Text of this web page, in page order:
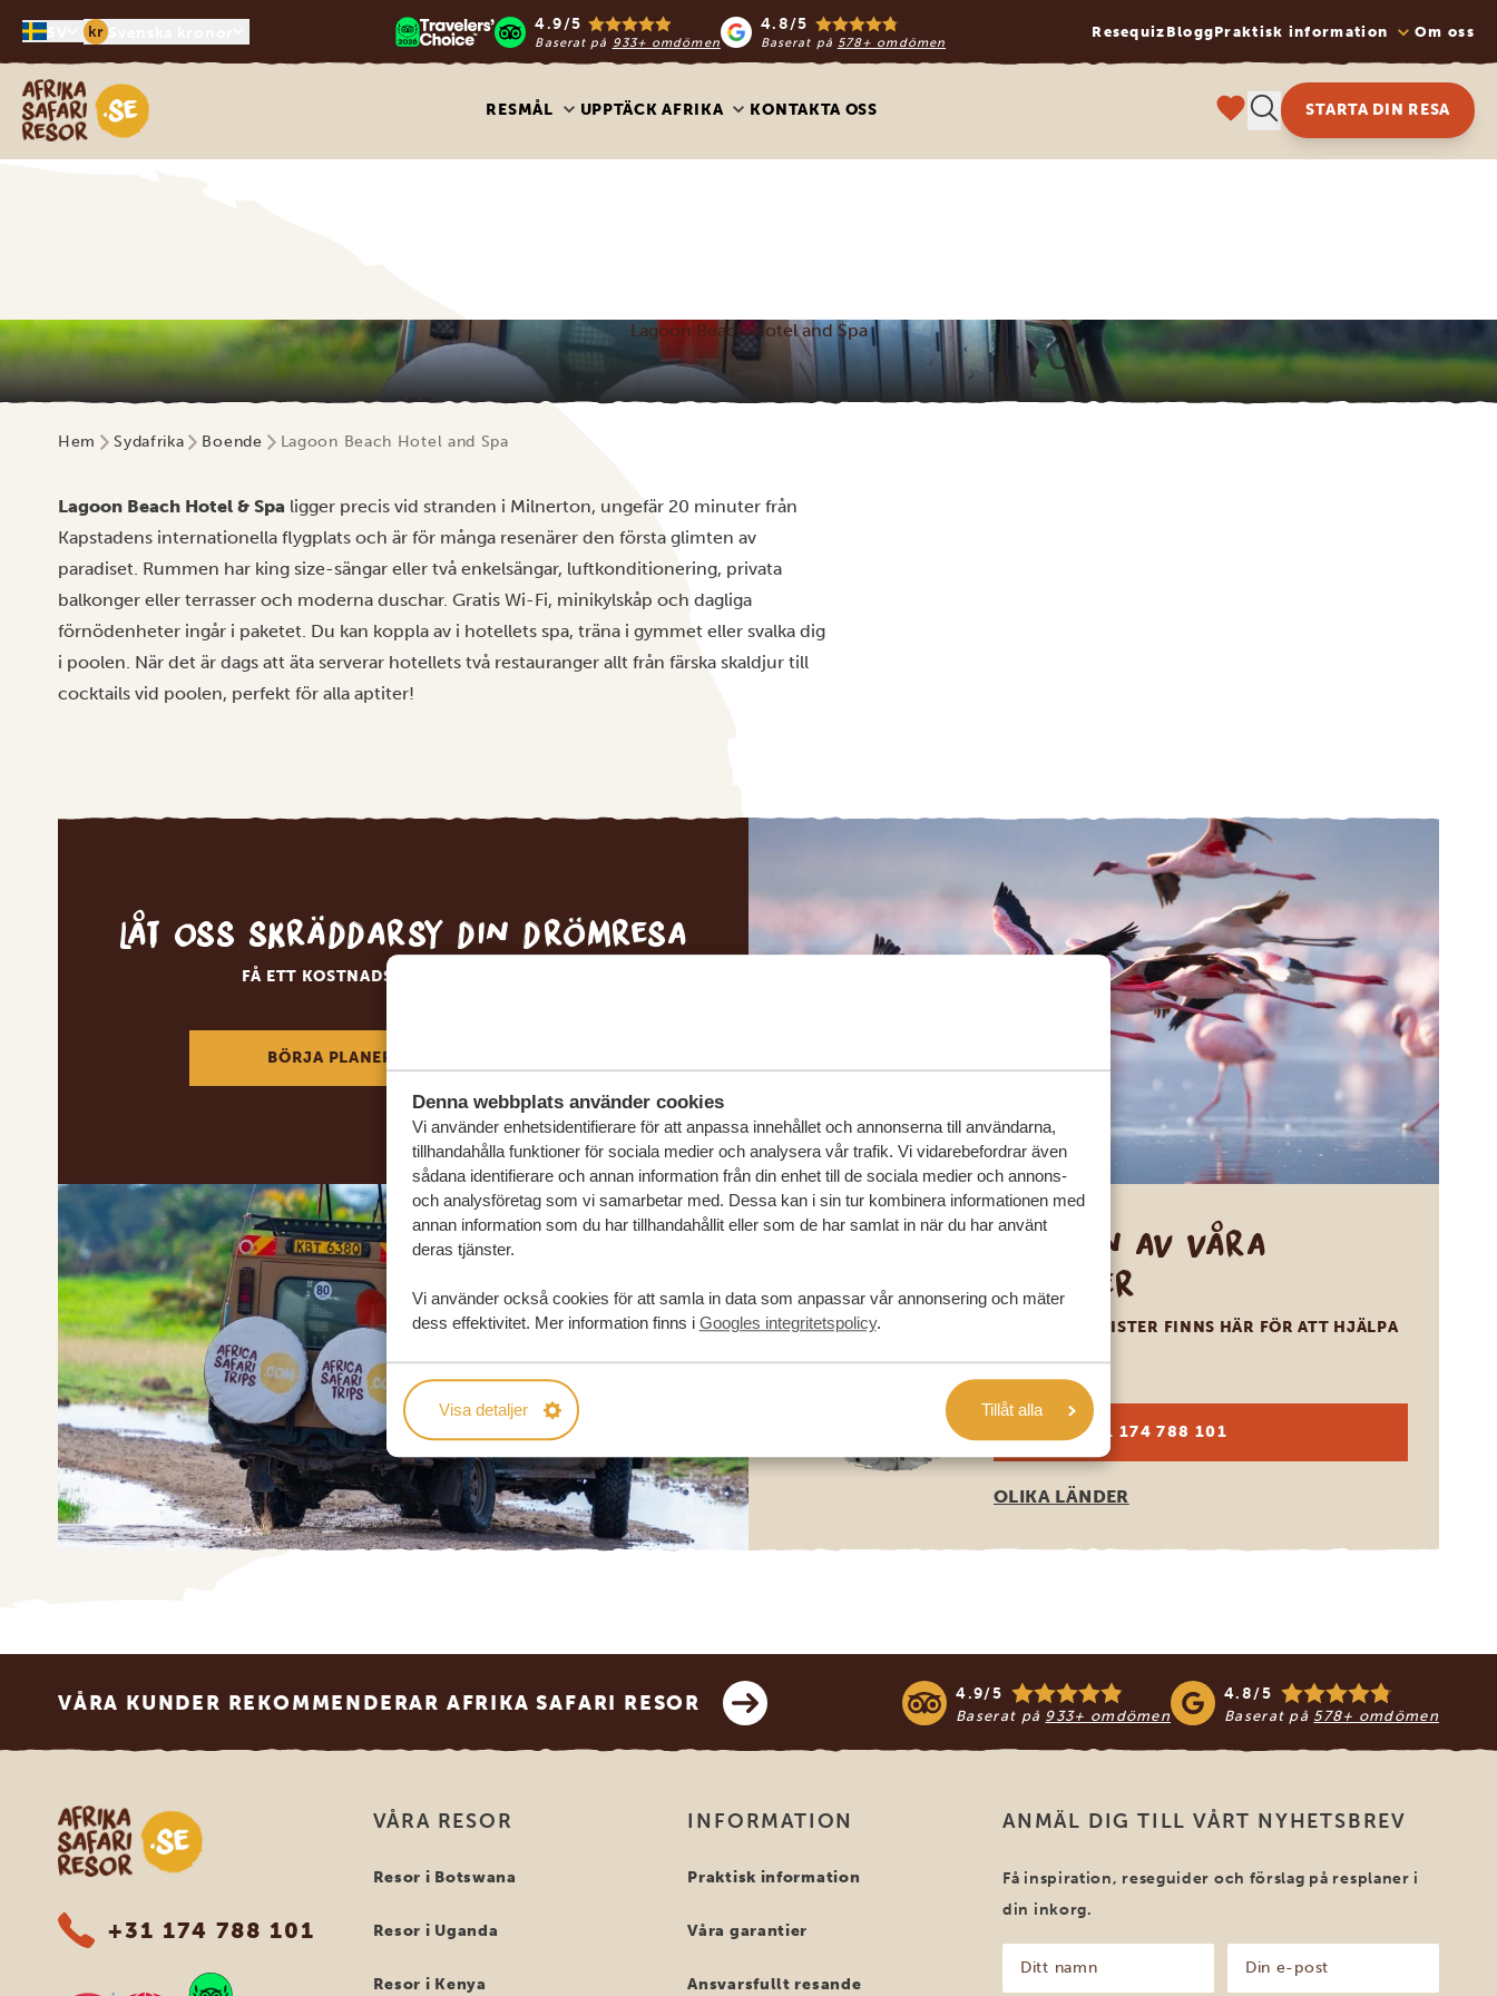
Denna webbplats använder cookies
Vi använder enhetsidentifierare för att anpassa innehållet och annonserna till användarna,
tillhandahålla funktioner för sociala medier och analysera vår trafik. Vi vidarebefordrar även
sådana identifierare och annan information från din enhet till de sociala medier och annons-
och analysföretag som vi samarbetar med. Dessa kan i sin tur kombinera informationen med
annan information som du har tillhandahållit eller som de har samlat in när du har använt
deras tjänster.
Vi använder också cookies för att samla in data som anpassar vår annonsering och mäter
dess effektivitet. Mer information finns i Googles integritetspolicy.
Visa detaljer Tillåt alla
kr 4.9/5
Baserat på 933+ omdömen
4.8/5
Baserat på 578+ omdömen
Resequiz BloggPraktisk information Om oss
Safari-resor i Afrika
RESMÅL UPPTÄCK AFRIKA KONTAKTA OSS STARTA DIN RESA
Lagoon Beach Hotel and Spa
Hem Sydafrika Boende Lagoon Beach Hotel and Spa
Lagoon Beach Hotel & Spa ligger precis vid stranden i Milnerton, ungefär 20 minuter från
Kapstadens internationella flygplats och är för många resenärer den första glimten av
paradiset. Rummen har king size-sängar eller två enkelsängar, luftkonditionering, privata
balkonger eller terrasser och moderna duschar. Gratis Wi-Fi, minikylskåp och dagliga
förnödenheter ingår i paketet. Du kan koppla av i hotellets spa, träna i gymmet eller svalka dig
i poolen. När det är dags att äta serverar hotellets två restauranger allt från färska skaldjur till
cocktails vid poolen, perfekt för alla aptiter!
Låt oss skräddarsy din drömresa
FÅ ETT KOSTNADSFRITT RESEFÖRSLAG
BÖRJA PLANERA DIN DRÖMRESA
Ring en av våra
experter
VÅRA SPECIALISTER FINNS HÄR FÖR ATT HJÄLPA
SV:+31 174 788 101
OLIKA LÄNDER
VÅRA KUNDER REKOMMENDERAR AFRIKA SAFARI RESOR 4.9/5
Baserat på 933+ omdömen
4.8/5
Baserat på 578+ omdömen
Safari-resor i Afrika
+31 174 788 101
VÅRA RESOR
Resor i Botswana
Resor i Uganda
Resor i Kenya
INFORMATION
Praktisk information
Våra garantier
Ansvarsfullt resande
ANMÄL DIG TILL VÅRT NYHETSBREV
Få inspiration, reseguider och förslag på resplaner i
din inkorg.
namn